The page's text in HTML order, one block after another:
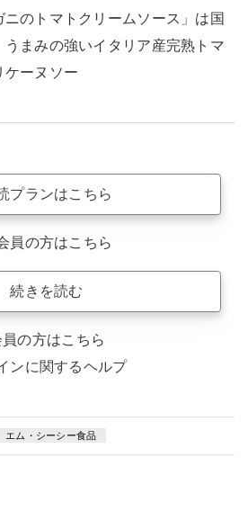
のトマトクリームソース」は国
まみの強いイタリア産完熟トマ
ケーヌソー
プランはこちら
員の方はこちら
続きを読む
員の方はこちら
ンに関するヘルプ
エム・シーシー食品